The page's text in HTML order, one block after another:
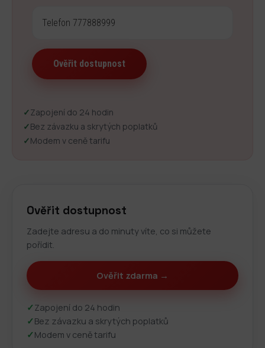
✓Zapojení do 24 hodin
✓Bez závazku a skrytých poplatků
✓Modem v ceně tarifu
Ověřit dostupnost
Zadejte adresu a do minuty víte, co si můžete
pořídit.
Ověřit zdarma →
✓Zapojení do 24 hodin
✓Bez závazku a skrytých poplatků
✓Modem v ceně tarifu